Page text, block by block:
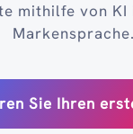
mithilfe von KI
Markensprache.
Sie Ihren